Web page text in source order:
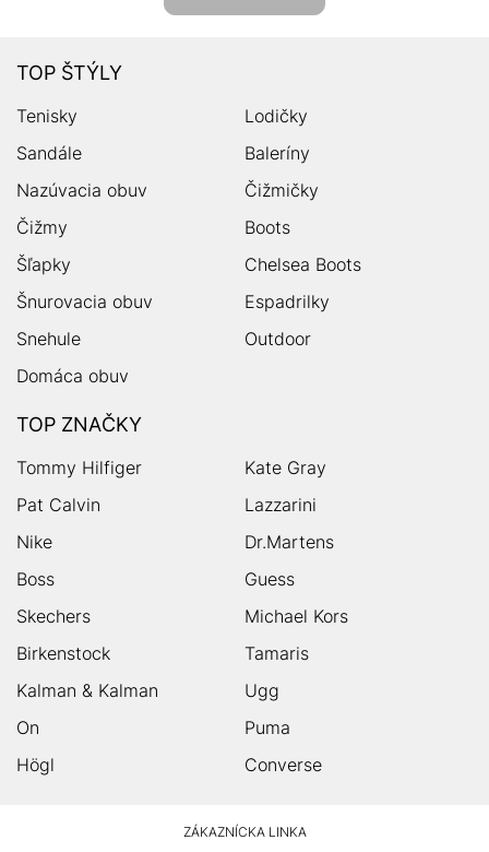
TOP ŠTÝLY
Tenisky
Lodičky
Sandále
Baleríny
Nazúvacia obuv
Čižmičky
Čižmy
Boots
Šľapky
Chelsea Boots
Šnurovacia obuv
Espadrilky
Snehule
Outdoor
Domáca obuv
TOP ZNAČKY
Tommy Hilfiger
Kate Gray
Pat Calvin
Lazzarini
Nike
Dr.Martens
Boss
Guess
Skechers
Michael Kors
Birkenstock
Tamaris
Kalman & Kalman
Ugg
On
Puma
Högl
Converse
ZÁKAZNÍCKA LINKA